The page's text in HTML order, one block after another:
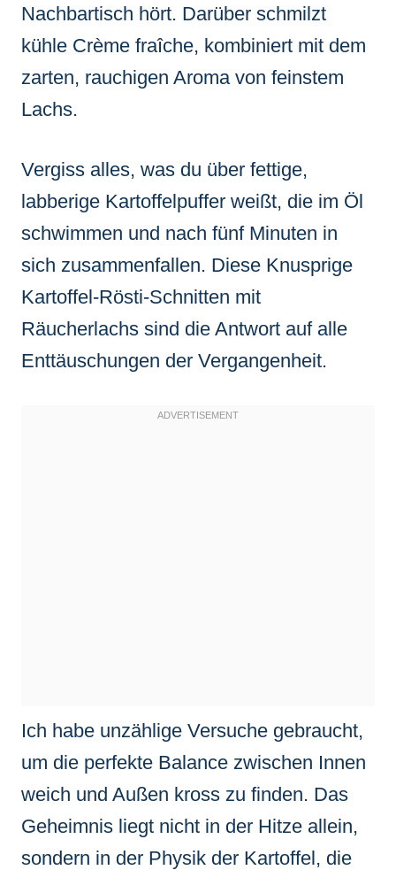
Nachbartisch hört. Darüber schmilzt
kühle Crème fraîche, kombiniert mit dem
zarten, rauchigen Aroma von feinstem
Lachs.
Vergiss alles, was du über fettige,
labberige Kartoffelpuffer weißt, die im Öl
schwimmen und nach fünf Minuten in
sich zusammenfallen. Diese Knusprige
Kartoffel-Rösti-Schnitten mit
Räucherlachs sind die Antwort auf alle
Enttäuschungen der Vergangenheit.
Ich habe unzählige Versuche gebraucht,
um die perfekte Balance zwischen Innen
weich und Außen kross zu finden. Das
Geheimnis liegt nicht in der Hitze allein,
sondern in der Physik der Kartoffel, die